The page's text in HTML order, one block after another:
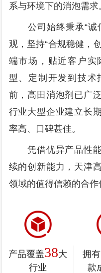
系与环境下的消泡需求
公司始终秉承“诚
观，坚持“合规稳健，
端市场，贴近客户实
型、定制开发到技术
前，高田消泡剂已广
行业大型企业建立长
率高、口碑甚佳。
凭借优异产品性能
续的创新能力，天津
领域的值得信赖的合作
产品覆盖38大
行业
拥有
款